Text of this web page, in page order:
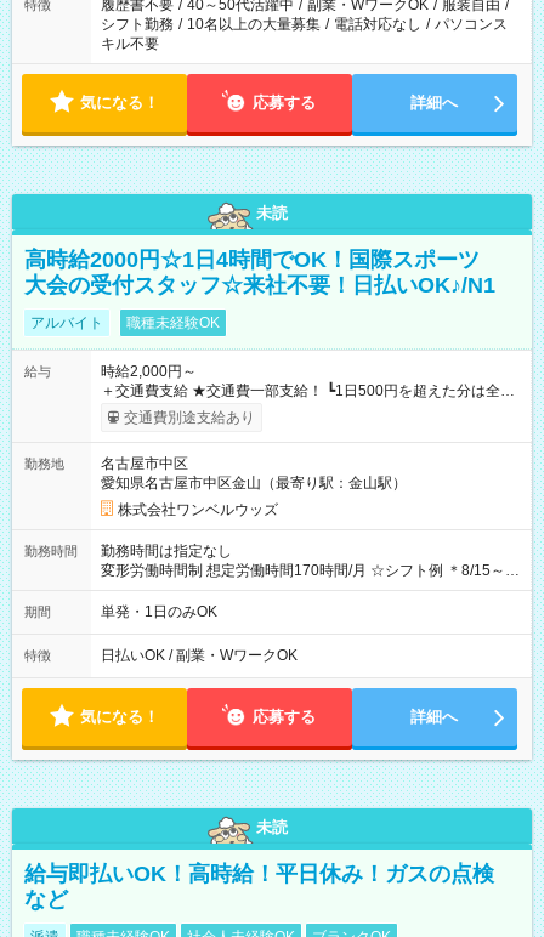
特徴 履歴書不要 / 40～50代活躍中 / 副業・WワークOK / 服装自由 /
シフト勤務 / 10名以上の大量募集 / 電話対応なし / パソコンス
キル不要
気になる！ 応募する 詳細へ
未読
高時給2000円☆1日4時間でOK！国際スポーツ
大会の受付スタッフ☆来社不要！日払いOK♪/N1
アルバイト 職種未経験OK
給与
時給2,000円～
＋交通費支給 ★交通費一部支給！ ┗1日500円を超えた分は全額
支給！ ※往復500円以内の方は自己負担となります ★日払い
OK！（規定あり） ┗働いたその日に現金GET♪ お仕事後はコン
期間なし
交通費別途支給あり
勤務地
名古屋市中区
愛知県名古屋市中区金山（最寄り駅：金山駅）
株式会社ワンベルウッズ
勤務時間
勤務時間は指定なし
変形労働時間制 想定労働時間170時間/月 ☆シフト例 ＊8/15～
10/26 全日共通 08：00～12：00 17：00～21：00 ＊8/31
～9/19のみ下記シフトもあります！ 12：00～16：00 ＊9/6～
00
期間 単発・1日のみOK
特徴 日払いOK / 副業・WワークOK
気になる！ 応募する 詳細へ
未読
給与即払いOK！高時給！平日休み！ガスの点検
など